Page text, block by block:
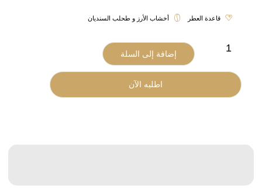
قاعدة العطر أخشاب الأرز و طحلب السنديان
إضافة إلى السلة
اطلبه الآن